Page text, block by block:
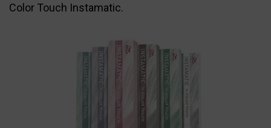
Color Touch Instamatic.